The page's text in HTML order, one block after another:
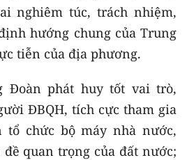
nghiêm túc, trách nhiệm,
hướng chung của Trung
tiễn của địa phương.
Đoàn phát huy tốt vai trò,
ĐBQH, tích cực tham gia
tổ chức bộ máy nhà nước,
quan trọng của đất nước;